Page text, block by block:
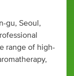
gu, Seoul,
range of high-